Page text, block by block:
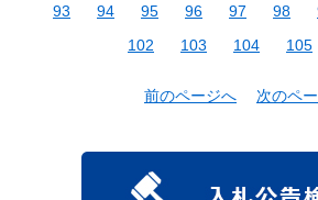
93
94 95 96 97 98
102
103 104 105
前のページへ 次のペ